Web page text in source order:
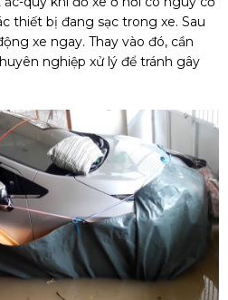
thiết bị đang sạc trong xe. Sau
xe ngay. Thay vào đó, cần
nghiệp xử lý để tránh gây